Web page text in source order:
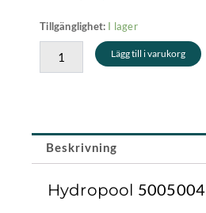
Tillgänglighet: I lager
Tee
Insert
x
Lägg till i varukorg
Beskrivning
Hydropool 5005004